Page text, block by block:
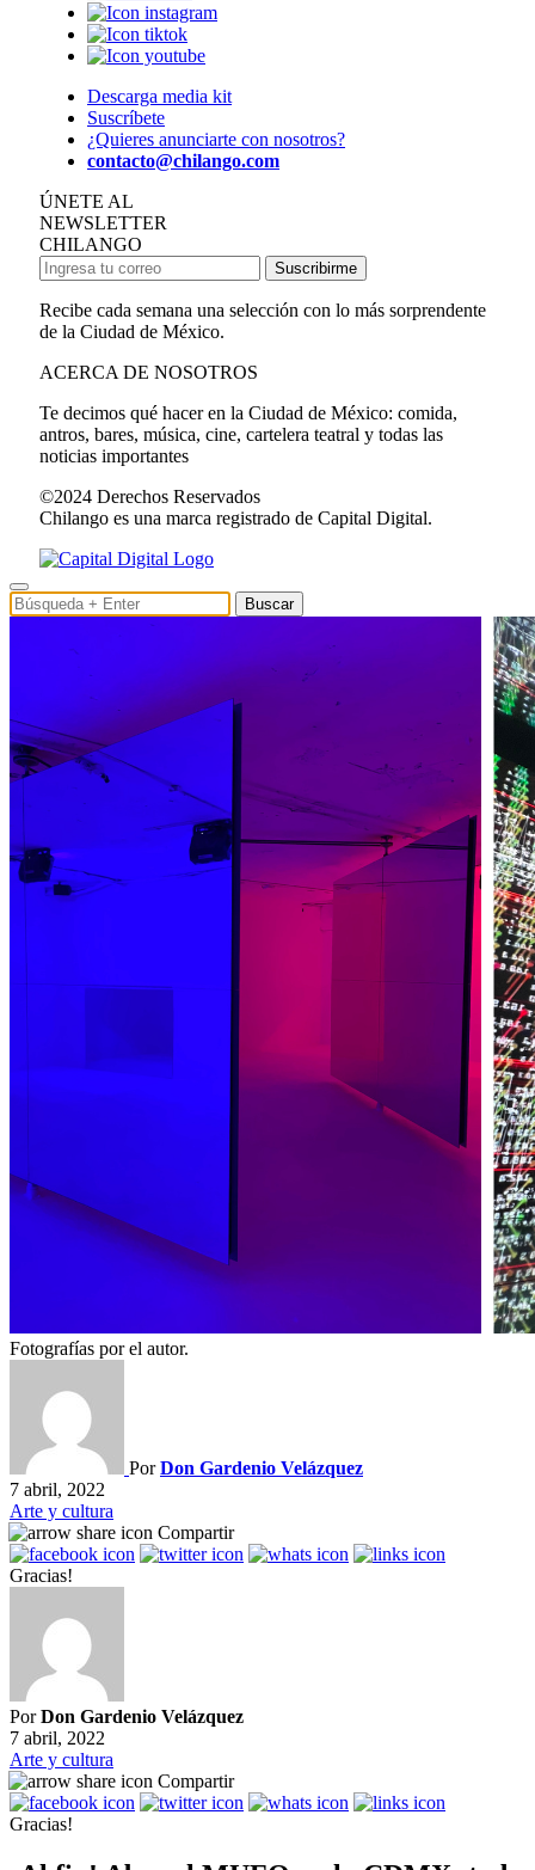
Descarga media kit
Suscríbete
¿Quieres anunciarte con nosotros?
contacto@chilango.com
ÚNETE AL
NEWSLETTER
CHILANGO
Suscribirme
Recibe cada semana una selección con lo más sorprendente
de la Ciudad de México.
ACERCA DE NOSOTROS
Te decimos qué hacer en la Ciudad de México: comida,
antros, bares, música, cine, cartelera teatral y todas las
noticias importantes
©2024 Derechos Reservados
Chilango es una marca registrado de Capital Digital.
Buscar
Fotografías por el autor.
PorDon Gardenio Velázquez
7 abril, 2022
Arte y cultura
Compartir
Gracias!
PorDon Gardenio Velázquez
7 abril, 2022
Arte y cultura
Compartir
Gracias!